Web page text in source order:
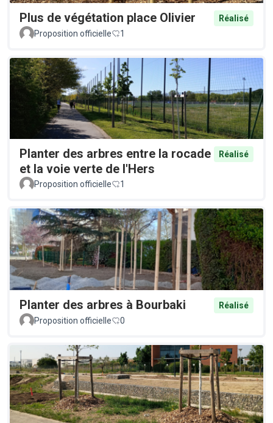
Plus de végétation place Olivier
Réalisé
Proposition officielle
1
Planter des arbres entre la rocade
et la voie verte de l'Hers
Réalisé
Proposition officielle 1
Planter des arbres à Bourbaki
Réalisé
Proposition officielle
0